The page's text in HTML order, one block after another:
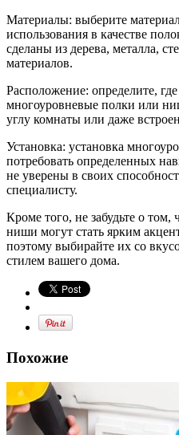
Материалы: выберите
использования в качестве
сделаны из дерева, металла,
материалов.
Расположение: определите,
многоуровневые полки или
углу комнаты или даже
Установка: установка
потребовать определенных
не уверены в своих
специалисту.
Кроме того, не забудьте о
ниши могут стать ярким
поэтому выбирайте их со
стилем вашего дома.
Похожие